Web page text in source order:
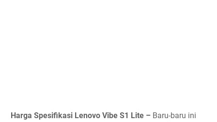
Harga Spesifikasi Lenovo Vibe S1 Lite – Baru-baru ini